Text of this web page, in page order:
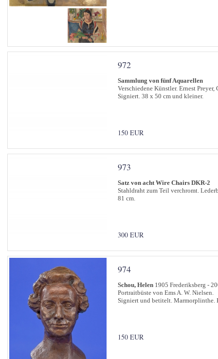
972
Sammlung von fünf Aquarellen
Verschiedene Künstler. Ernest Preyer,
Signiert. 38 x 50 cm und kleiner.
150 EUR
973
Satz von acht Wire Chairs DKR-2
Stahldraht zum Teil verchromt.
81 cm.
300 EUR
974
Schou, Helen 1905 Frederiksberg -
Portraitbüste von Ems A. W. Nielsen.
Signiert und betitelt. Marmorplinthe.
150 EUR